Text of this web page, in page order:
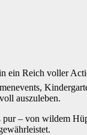
ein Reich voller
auszuleben.
pur – von wildem